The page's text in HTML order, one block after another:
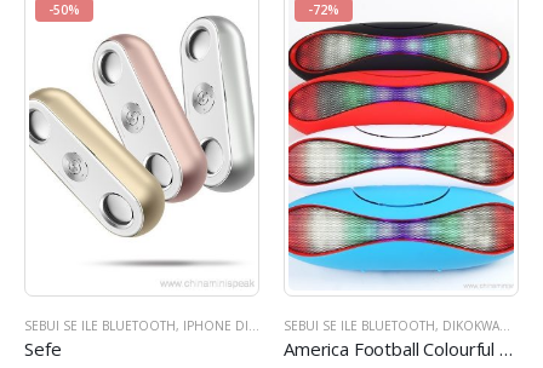
-50%
SEBUI SE ILE BLUETOOTH, IPHONE DIPUISANO ,MINI SEBUI SE,LIBUI OUTDOOR
Sefe
-72%
SEBUI SE ILE BLUETOOTH, DIKOKWANYANA SD / TF CARD SEBUI SE
America Football Colourful Sesebelisoa sa Sesebelisoa sa Sesebelisoa sa Sesebelisoa sa Mini